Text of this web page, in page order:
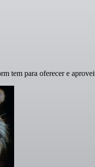
tem para oferecer e